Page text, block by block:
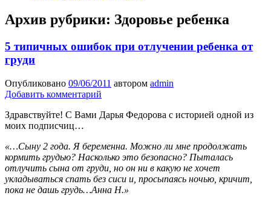
Архив рубрики: Здоровье ребенка
5 типичных ошибок при отлучении ребенка от
груди
Опубликовано 09/06/2011 автором admin
Добавить комментарий
Здравствуйте! С Вами Дарья Федорова с историей одной из
моих подписчиц…
«…Сыну 2 года. Я беременна. Можно ли мне продолжать
кормить грудью? Насколько это безопасно? Пыталась
отлучить сына от груди, но он ни в какую не хочет
укладываться спать без сиси и, просыпаясь ночью, кричит,
пока не дашь грудь…Анна Н.»